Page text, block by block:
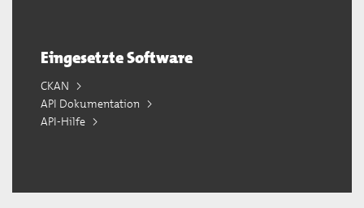
Eingesetzte Software
CKAN
API Dokumentation
API-Hilfe